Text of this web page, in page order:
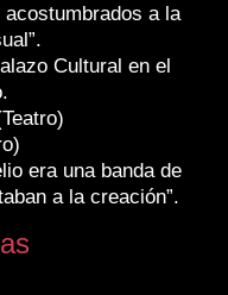
acostumbrados a la
Cultural en el
era una banda de
a la creación”.